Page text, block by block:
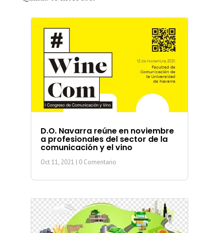
D.O. Navarra reúne en noviembre
a profesionales del sector de la
comunicación y el vino
Oct 11, 2021 | 0 Comentario